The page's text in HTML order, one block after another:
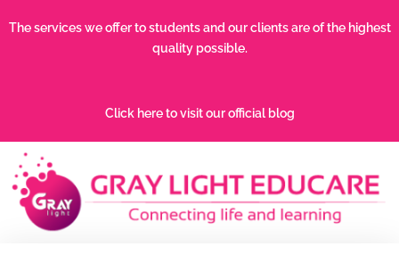
The services we offer to students and our clients are of the highest
quality possible.
Click here to visit our official blog